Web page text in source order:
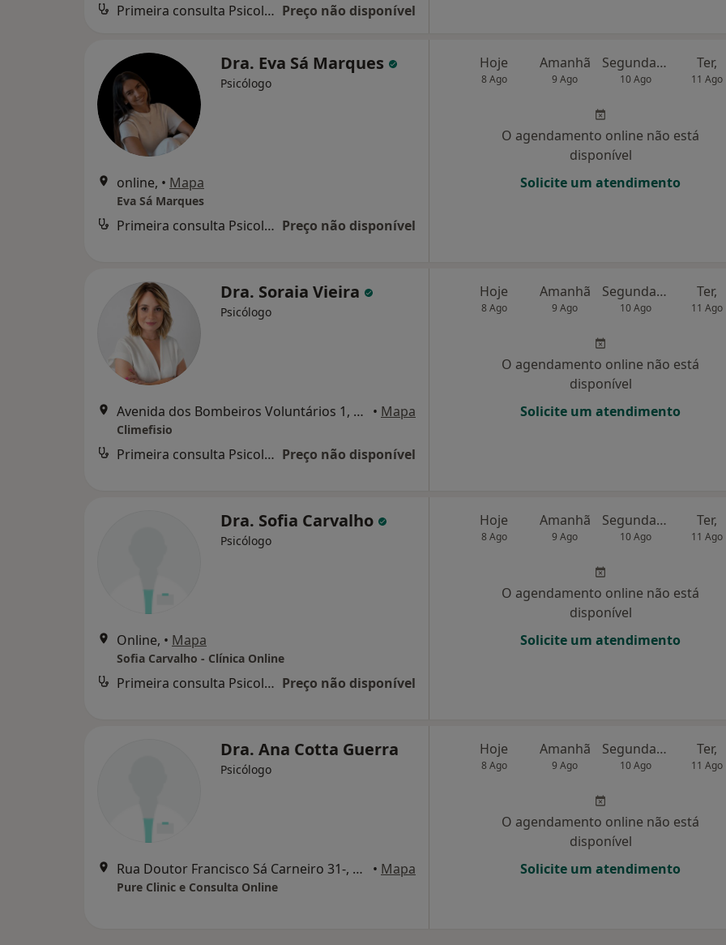
Primeira consulta Psicologia Preço não disponível
Dra. Eva Sá Marques
Psicólogo
online, • Mapa
Eva Sá Marques
Primeira consulta Psicologia Preço não disponível
Hoje
8 Ago
Amanhã
9 Ago
Segunda-feira
10 Ago
Ter,
11 Ago
O agendamento online não está
disponível
Solicite um atendimento
Dra. Soraia Vieira
Psicólogo
Avenida dos Bombeiros Voluntários 1, Torres Novas • Mapa
Climefisio
Primeira consulta Psicologia Preço não disponível
Hoje
8 Ago
Amanhã
9 Ago
Segunda-feira
10 Ago
Ter,
11 Ago
O agendamento online não está
disponível
Solicite um atendimento
Dra. Sofia Carvalho
Psicólogo
Online, • Mapa
Sofia Carvalho - Clínica Online
Primeira consulta Psicologia Preço não disponível
Hoje
8 Ago
Amanhã
9 Ago
Segunda-feira
10 Ago
Ter,
11 Ago
O agendamento online não está
disponível
Solicite um atendimento
Dra. Ana Cotta Guerra
Psicólogo
Rua Doutor Francisco Sá Carneiro 31-, Entroncamento • Mapa
Pure Clinic e Consulta Online
Hoje
8 Ago
Amanhã
9 Ago
Segunda-feira
10 Ago
Ter,
11 Ago
O agendamento online não está
disponível
Solicite um atendimento